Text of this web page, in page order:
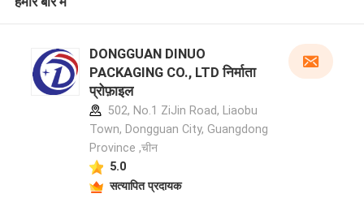
DONGGUAN DINUO
PACKAGING CO., LTD निर्माता
प्रोफ़ाइल
502, No.1 ZiJin Road, Liaobu
Town, Dongguan City, Guangdong
Province ,चीन
5.0
सत्यापित प्रदायक